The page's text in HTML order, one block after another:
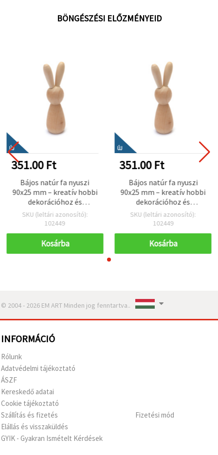
BÖNGÉSZÉSI ELŐZMÉNYEID
ÚJ
351.00 Ft
Bájos natúr fa nyuszi
90x25 mm – kreatív hobbi
dekorációhoz és
kézműves alapanyaghoz
(EM ART)
SKU (leltári azonosító):
102449
Kosárba
ÚJ
351.00 Ft
Bájos natúr fa nyuszi
90x25 mm – kreatív hobbi
dekorációhoz és
kézműves alapanyaghoz
(EM ART)
SKU (leltári azonosító):
102449
Kosárba
© 2004 - 2026 EM ART Minden jog fenntartva..
INFORMÁCIÓ
Rólunk
Adatvédelmi tájékoztató
ÁSZF
Kereskedő adatai
Cookie tájékoztató
Szállítás és fizetés
Elállás és visszaküldés
GYIK - Gyakran Ismételt Kérdések
Fizetési mód